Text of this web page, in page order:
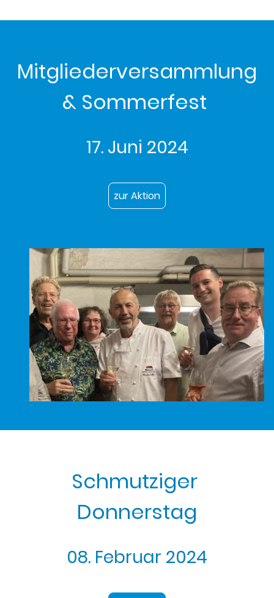
Mitgliederversammlung
& Sommerfest
17. Juni 2024
zur Aktion
Schmutziger
Donnerstag
08. Februar 2024